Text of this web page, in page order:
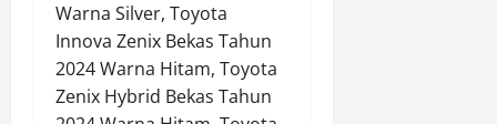
Warna Silver, Toyota
Innova Zenix Bekas Tahun
2024 Warna Hitam, Toyota
Zenix Hybrid Bekas Tahun